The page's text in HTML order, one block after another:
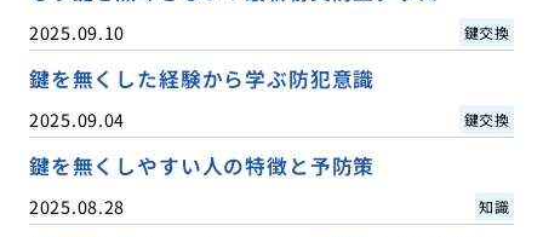
2025.09.10 鍵交換
鍵を無くした経験から学ぶ防犯意識
2025.09.04 鍵交換
鍵を無くしやすい人の特徴と予防策
2025.08.28 知識